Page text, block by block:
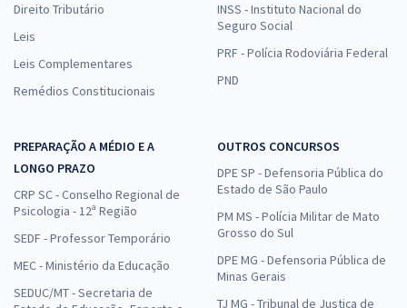
Direito Tributário
Leis
Leis Complementares
Remédios Constitucionais
INSS - Instituto Nacional do
Seguro Social
PRF - Polícia Rodoviária Federal
PND
PREPARAÇÃO A MÉDIO E A
LONGO PRAZO
CRP SC - Conselho Regional de
Psicologia - 12ª Região
SEDF - Professor Temporário
MEC - Ministério da Educação
SEDUC/MT - Secretaria de
OUTROS CONCURSOS
DPE SP - Defensoria Pública do
Estado de São Paulo
PM MS - Polícia Militar de Mato
Grosso do Sul
DPE MG - Defensoria Pública de
Minas Gerais
TJ MG - Tribunal de Justiça de